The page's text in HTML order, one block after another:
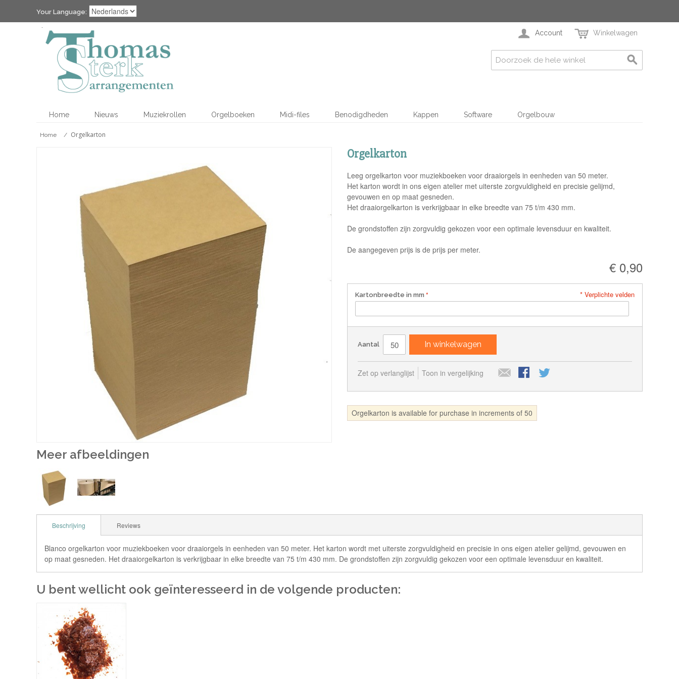
Your Language:
Account Winkelwagen
Home Nieuws Muziekrollen Orgelboeken Midi-files Benodigdheden Kappen Software Orgelbouw
Home / Orgelkarton
Meer afbeeldingen
Orgelkarton
Leeg orgelkarton voor muziekboeken voor draaiorgels in eenheden van 50 meter.
Het karton wordt in ons eigen atelier met uiterste zorgvuldigheid en precisie gelijmd,
gevouwen en op maat gesneden.
Het draaiorgelkarton is verkrijgbaar in elke breedte van 75 t/m 430 mm.
De grondstoffen zijn zorgvuldig gekozen voor een optimale levensduur en kwaliteit.
De aangegeven prijs is de prijs per meter.
€ 0,90
Kartonbreedte in mm * Verplichte velden
Aantal In winkelwagen
Zet op verlanglijst Toon in vergelijking
Orgelkarton is available for purchase in increments of 50
Beschrijving Reviews
Blanco orgelkarton voor muziekboeken voor draaiorgels in eenheden van 50 meter. Het karton wordt met uiterste zorgvuldigheid en precisie in ons eigen atelier gelijmd, gevouwen en
op maat gesneden. Het draaiorgelkarton is verkrijgbaar in elke breedte van 75 t/m 430 mm. De grondstoffen zijn zorgvuldig gekozen voor een optimale levensduur en kwaliteit.
U bent wellicht ook geïnteresseerd in de volgende producten: